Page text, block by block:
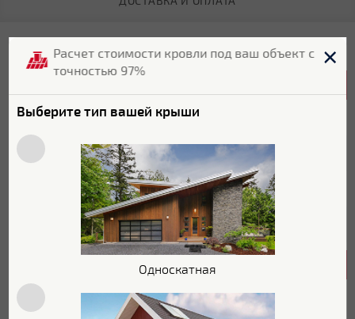
Технические характеристики
Бренд Grand Line
Страна бренда Россия
Цветовой оттенок Коричневый
RAL 8004
Длина 3 м
Расчет стоимости кровли под ваш объект с
точностью 97%
Выберите тип вашей крыши
Односкатная